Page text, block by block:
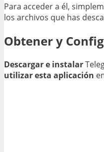
Para acceder a él,
los archivos que has
Obtener y
Descargar e instalar
utilizar esta aplicación